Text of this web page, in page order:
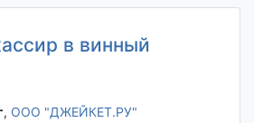
в винный
, ООО "ДЖЕЙКЕТ.РУ"